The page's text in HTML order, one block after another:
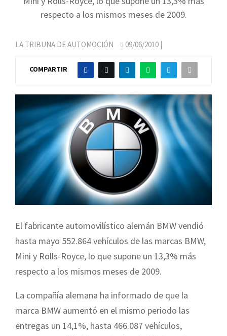
respecto a los mismos meses de 2009.
LA TRIBUNA DE AUTOMOCIÓN 09/06/2010 |
COMPARTIR
El fabricante automovilístico alemán BMW vendió
hasta mayo 552.864 vehículos de las marcas BMW,
Mini y Rolls-Royce, lo que supone un 13,3% más
respecto a los mismos meses de 2009.
La compañía alemana ha informado de que la
marca BMW aumentó en el mismo periodo las
entregas un 14,1%, hasta 466.087 vehículos,